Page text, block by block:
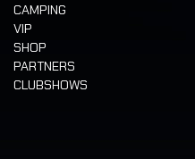
CAMPING
VIP
SHOP
PARTNERS
CLUBSHOWS